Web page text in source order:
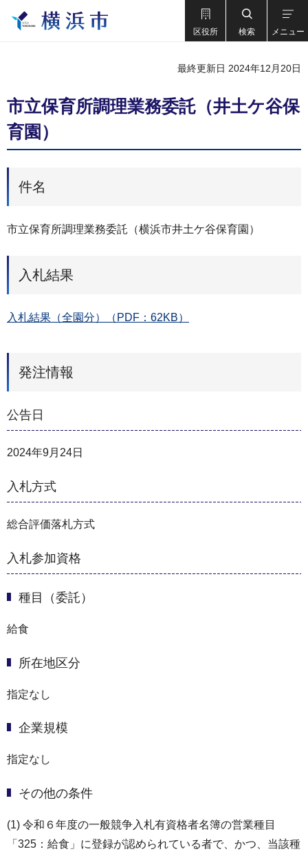
区役所 検索 メニュー
最終更新日 2024年12月20日
市立保育所調理業務委託（井土ケ谷保
育園）
件名
市立保育所調理業務委託（横浜市井土ケ谷保育園）
入札結果
入札結果（全園分）（PDF：62KB）
発注情報
公告日
2024年9月24日
入札方式
総合評価落札方式
入札参加資格
種目（委託）
給食
所在地区分
指定なし
企業規模
指定なし
その他の条件
(1) 令和６年度の一般競争入札有資格者名簿の営業種目
「325：給食」に登録が認められている者で、かつ、当該種